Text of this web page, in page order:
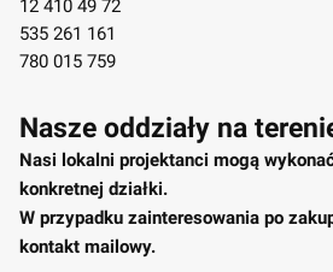
12 410 49 72
535 261 161
780 015 759
Nasze oddziały na
Nasi lokalni projektanci mogą
konkretnej działki.
W przypadku zainteresowania po
kontakt mailowy.